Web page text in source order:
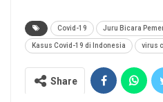
Covid-19 Juru Bicara
Kasus Covid-19 di Indonesia virus
Share